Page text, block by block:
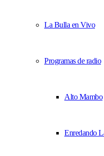
La Bulla en Vivo
Programas de radio
Alto Mambo
Enredando